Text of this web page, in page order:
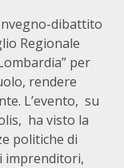
dibattito
Regionale
per
rendere
L’evento, su
ha visto la
politiche di
imprenditori,